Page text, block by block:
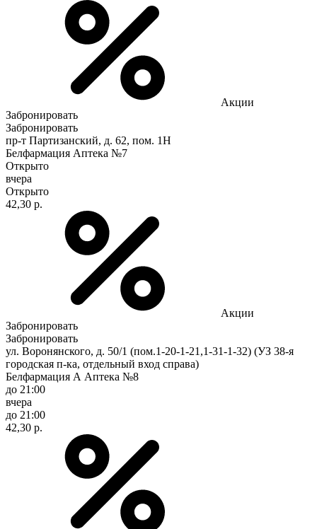
Акции
Забронировать
Забронировать
пр-т Партизанский, д. 62, пом. 1Н
Белфармация Аптека №7
Открыто
вчера
Открыто
42,30 р.
Акции
Забронировать
Забронировать
ул. Воронянского, д. 50/1 (пом.1-20-1-21,1-31-1-32) (УЗ 38-я
городская п-ка, отдельный вход справа)
Белфармация А Аптека №8
до 21:00
вчера
до 21:00
42,30 р.